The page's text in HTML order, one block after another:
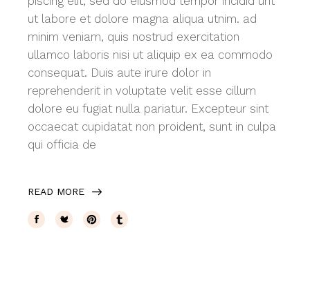
ut labore et dolore magna aliqua utnim. ad
minim veniam, quis nostrud exercitation
ullamco laboris nisi ut aliquip ex ea commodo
consequat. Duis aute irure dolor in
reprehenderit in voluptate velit esse cillum
dolore eu fugiat nulla pariatur. Excepteur sint
occaecat cupidatat non proident, sunt in culpa
qui officia de
READ MORE